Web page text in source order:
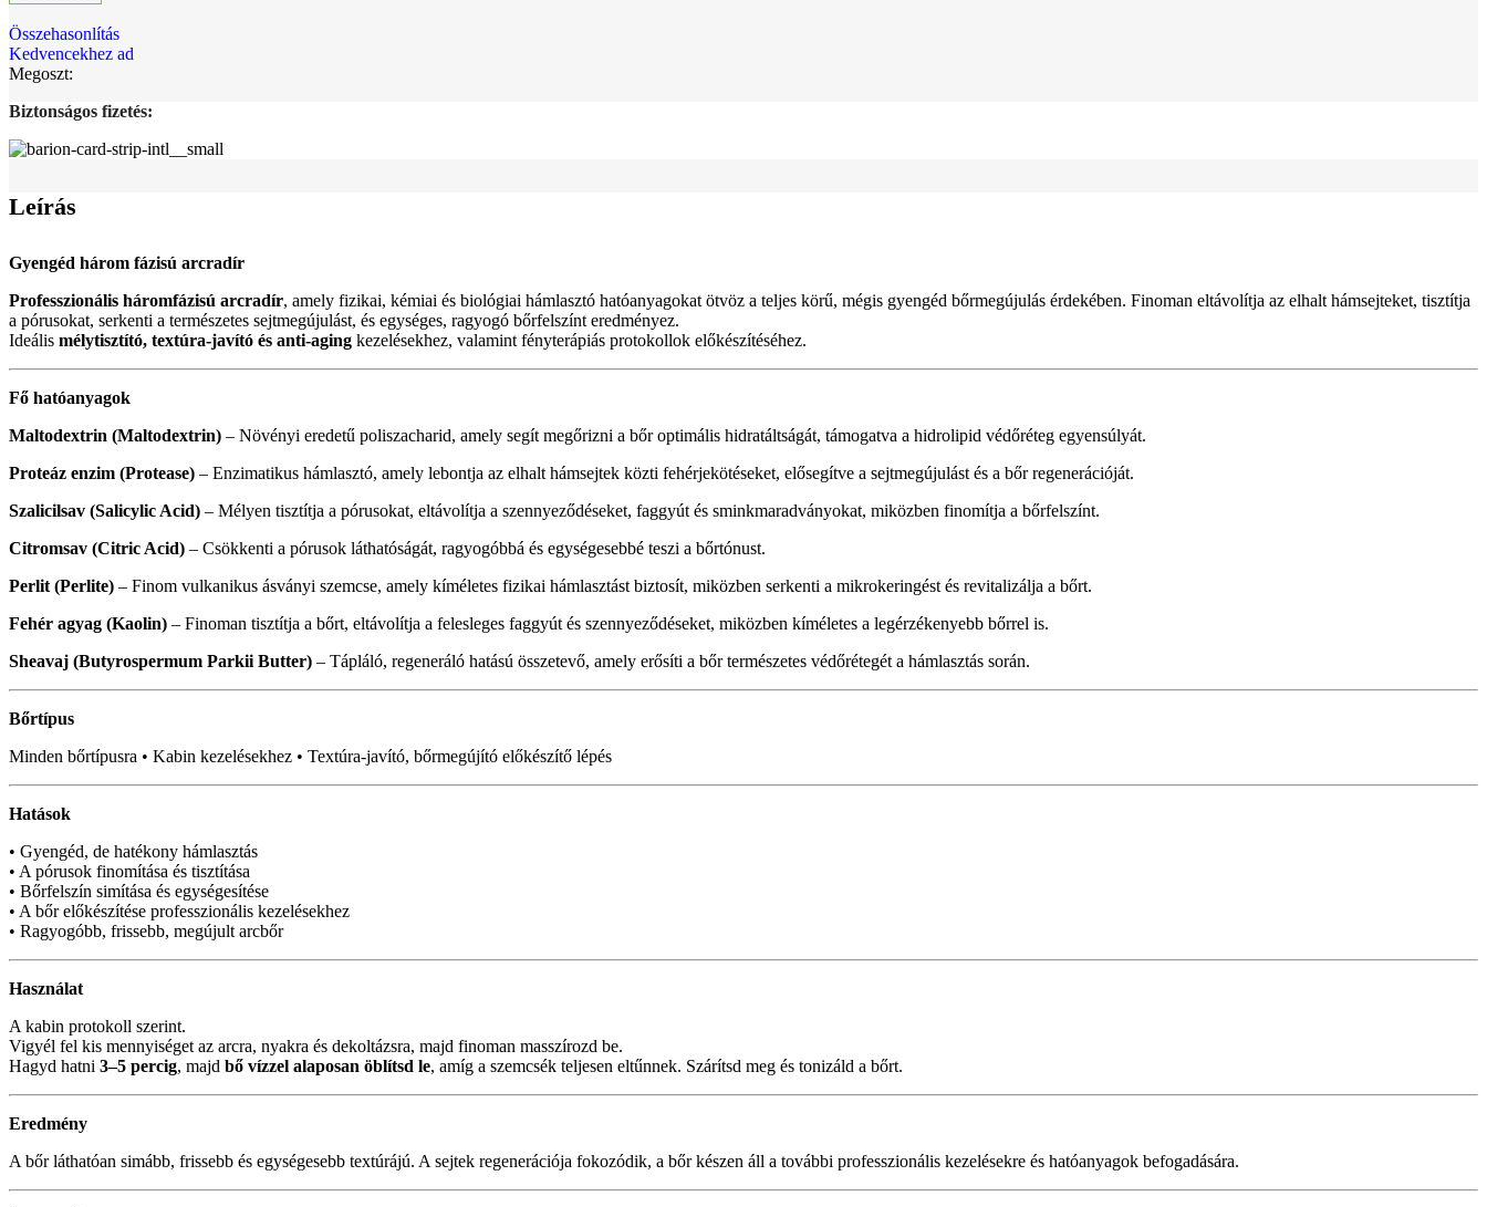
Összehasonlítás
Kedvencekhez ad
Megoszt:
Biztonságos fizetés:
Leírás
Gyengéd három fázisú arcradír
Professzionális háromfázisú arcradír, amely fizikai, kémiai és biológiai hámlasztó hatóanyagokat ötvöz a teljes körű, mégis gyengéd bőrmegújulás érdekében. Finoman eltávolítja az elhalt hámsejteket, tisztítja
a pórusokat, serkenti a természetes sejtmegújulást, és egységes, ragyogó bőrfelszínt eredményez.
Ideális mélytisztító, textúra-javító és anti-aging kezelésekhez, valamint fényterápiás protokollok előkészítéséhez.
Fő hatóanyagok
Maltodextrin (Maltodextrin) – Növényi eredetű poliszacharid, amely segít megőrizni a bőr optimális hidratáltságát, támogatva a hidrolipid védőréteg egyensúlyát.
Proteáz enzim (Protease) – Enzimatikus hámlasztó, amely lebontja az elhalt hámsejtek közti fehérjekötéseket, elősegítve a sejtmegújulást és a bőr regenerációját.
Szalicilsav (Salicylic Acid) – Mélyen tisztítja a pórusokat, eltávolítja a szennyeződéseket, faggyút és sminkmaradványokat, miközben finomítja a bőrfelszínt.
Citromsav (Citric Acid) – Csökkenti a pórusok láthatóságát, ragyogóbbá és egységesebbé teszi a bőrtónust.
Perlit (Perlite) – Finom vulkanikus ásványi szemcse, amely kíméletes fizikai hámlasztást biztosít, miközben serkenti a mikrokeringést és revitalizálja a bőrt.
Fehér agyag (Kaolin) – Finoman tisztítja a bőrt, eltávolítja a felesleges faggyút és szennyeződéseket, miközben kíméletes a legérzékenyebb bőrrel is.
Sheavaj (Butyrospermum Parkii Butter) – Tápláló, regeneráló hatású összetevő, amely erősíti a bőr természetes védőrétegét a hámlasztás során.
Bőrtípus
Minden bőrtípusra • Kabin kezelésekhez • Textúra-javító, bőrmegújító előkészítő lépés
Hatások
• Gyengéd, de hatékony hámlasztás
• A pórusok finomítása és tisztítása
• Bőrfelszín simítása és egységesítése
• A bőr előkészítése professzionális kezelésekhez
• Ragyogóbb, frissebb, megújult arcbőr
Használat
A kabin protokoll szerint.
Vigyél fel kis mennyiséget az arcra, nyakra és dekoltázsra, majd finoman masszírozd be.
Hagyd hatni 3–5 percig, majd bő vízzel alaposan öblítsd le, amíg a szemcsék teljesen eltűnnek. Szárítsd meg és tonizáld a bőrt.
Eredmény
A bőr láthatóan simább, frissebb és egységesebb textúrájú. A sejtek regenerációja fokozódik, a bőr készen áll a további professzionális kezelésekre és hatóanyagok befogadására.